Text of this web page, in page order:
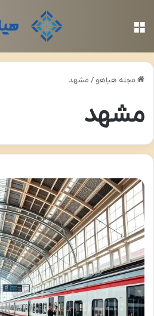
مجله هیاهو / مشهد
مشهد